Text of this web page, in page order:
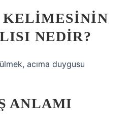
NEDIR?
acıma duygusu
ANLAMI